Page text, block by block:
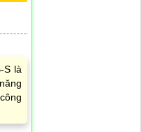
S là